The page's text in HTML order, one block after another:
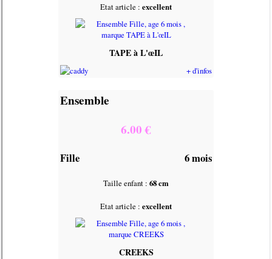
Etat article : excellent
TAPE à L'œIL
+ d'infos
Ensemble
6.00 €
Fille 6 mois
Taille enfant : 68 cm
Etat article : excellent
CREEKS